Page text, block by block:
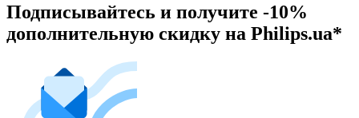
Подписывайтесь и получите -10%
дополнительную скидку на Philips.ua*